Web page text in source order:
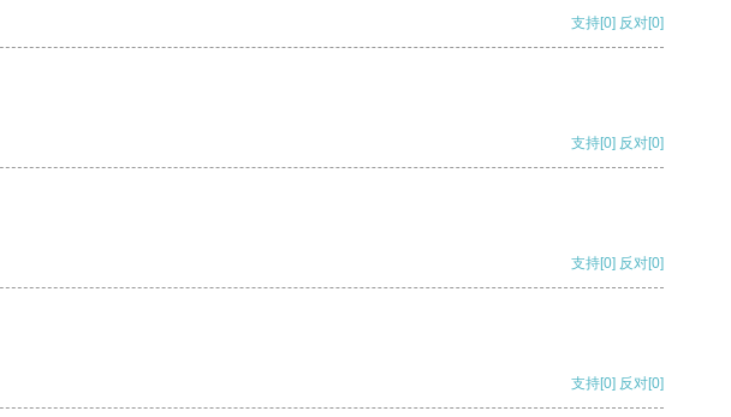
支持[0] 反对[0]
支持[0] 反对[0]
支持[0] 反对[0]
支持[0] 反对[0]